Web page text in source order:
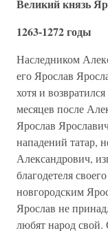
Великий князь
1263-1272 годы
Наследником
его Ярослав
хотя и
месяцев после
Ярослав
нападений татар,
Александрович,
благодетеля
новгородским
Ярослав не
любят народ свой.